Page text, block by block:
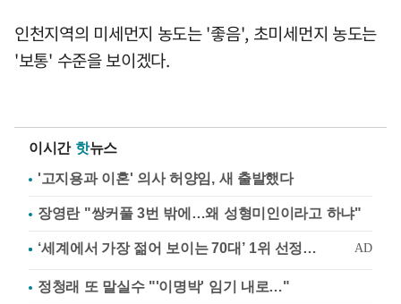
인천지역의 미세먼지 농도는 '좋음', 초미세먼지 농도는
'보통' 수준을 보이겠다.
이시간 핫뉴스
'고지용과 이혼' 의사 허양임, 새 출발했다
장영란 "쌍커풀 3번 밖에…왜 성형미인이라고 하냐"
정청래 또 말실수 "'이명박' 임기 내로…"